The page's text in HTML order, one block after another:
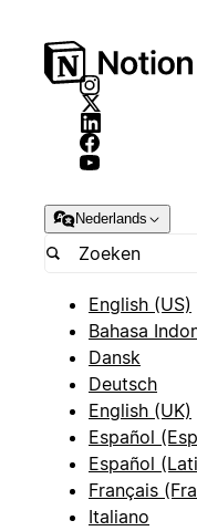
Nederlands
English (US)
Bahasa
Dansk
Deutsch
English (UK)
Español
Español
Français
Italiano